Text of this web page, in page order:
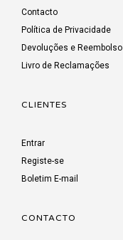
Contacto
Política de Privacidade
Devoluções e Reembolso
Livro de Reclamações
CLIENTES
Entrar
Registe-se
Boletim E-mail
CONTACTO